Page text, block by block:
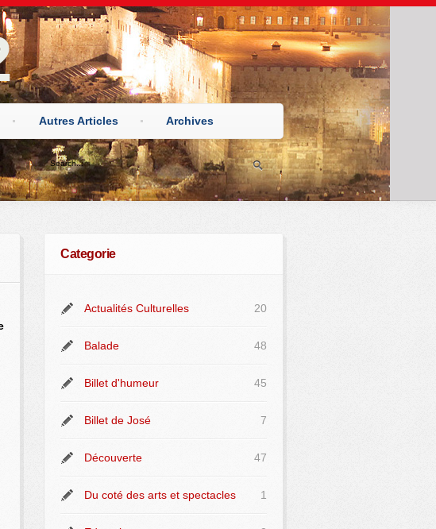
Autres Articles Archives
Categorie
Actualités Culturelles 20
Balade 48
Billet d'humeur 45
Billet de José 7
Découverte 47
Du coté des arts et spectacles 1